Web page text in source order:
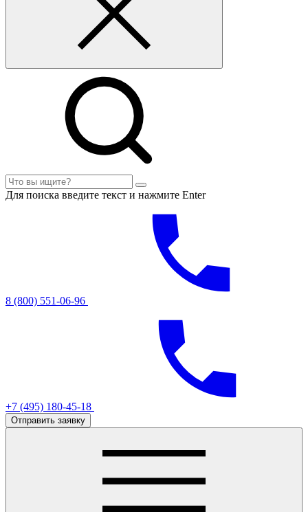
Для поиска введите текст и нажмите Enter
8 (800) 551-06-96
+7 (495) 180-45-18
Отправить заявку